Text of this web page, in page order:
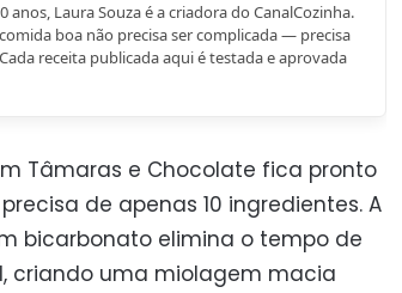
Laura Souza é a criadora do CanalCozinha.
boa não precisa ser complicada — precisa
receita publicada aqui é testada e aprovada
Tâmaras e Chocolate fica pronto
de apenas 10 ingredientes. A
bicarbonato elimina o tempo de
criando uma miolagem macia